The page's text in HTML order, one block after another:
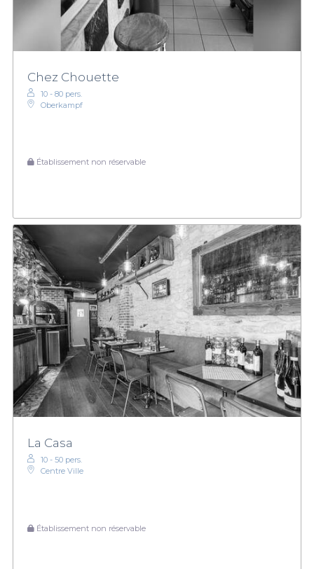
Chez Chouette
10 - 80 pers.
Oberkampf
Établissement non réservable
La Casa
10 - 50 pers.
Centre Ville
Établissement non réservable